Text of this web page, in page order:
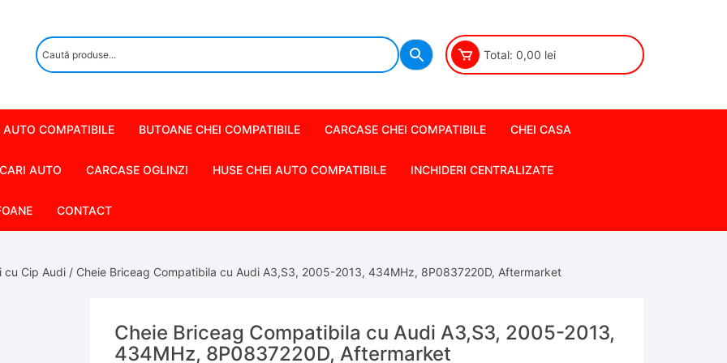
Total: 0,00 lei
AUTO COMPATIBILE BUTOANE CHEI COMPATIBILE CARCASE CHEI COMPATIBILE CHEI CASA
AUTO CARCASE OGLINZI HUSE CHEI AUTO COMPATIBILE INCHIDERI CENTRALIZATE
CONTACT
cu Cip Audi / Cheie Briceag Compatibila cu Audi A3,S3, 2005-2013, 434MHz, 8P0837220D, Aftermarket
Cheie Briceag Compatibila cu Audi A3,S3, 2005-2013,
434MHz, 8P0837220D, Aftermarket